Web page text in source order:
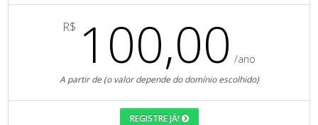
R$ 100,00 /ano
A partir de (o valor depende do domínio escolhido)
REGISTRE JÁ!